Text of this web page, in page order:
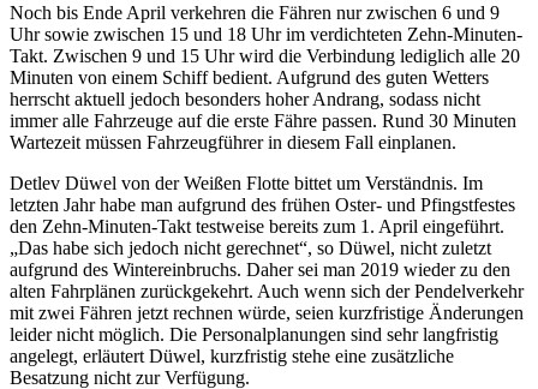
Noch bis Ende April verkehren die Fähren nur zwischen 6 und 9
Uhr sowie zwischen 15 und 18 Uhr im verdichteten Zehn-Minuten-
Takt. Zwischen 9 und 15 Uhr wird die Verbindung lediglich alle 20
Minuten von einem Schiff bedient. Aufgrund des guten Wetters
herrscht aktuell jedoch besonders hoher Andrang, sodass nicht
immer alle Fahrzeuge auf die erste Fähre passen. Rund 30 Minuten
Wartezeit müssen Fahrzeugführer in diesem Fall einplanen.
Detlev Düwel von der Weißen Flotte bittet um Verständnis. Im
letzten Jahr habe man aufgrund des frühen Oster- und Pfingstfestes
den Zehn-Minuten-Takt testweise bereits zum 1. April eingeführt.
„Das habe sich jedoch nicht gerechnet“, so Düwel, nicht zuletzt
aufgrund des Wintereinbruchs. Daher sei man 2019 wieder zu den
alten Fahrplänen zurückgekehrt. Auch wenn sich der Pendelverkehr
mit zwei Fähren jetzt rechnen würde, seien kurzfristige Änderungen
leider nicht möglich. Die Personalplanungen sind sehr langfristig
angelegt, erläutert Düwel, kurzfristig stehe eine zusätzliche
Besatzung nicht zur Verfügung.